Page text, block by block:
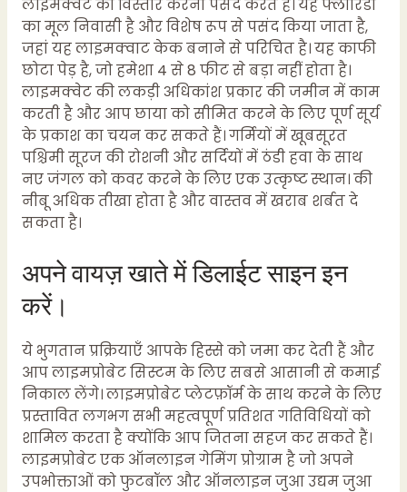
लाइमक्वेट का विस्तार करना पसंद करते हैं। यह फ्लोरिडा
का मूल निवासी है और विशेष रूप से पसंद किया जाता है,
जहां यह लाइमक्वाट केक बनाने से परिचित है। यह काफी
छोटा पेड़ है, जो हमेशा 4 से 8 फीट से बड़ा नहीं होता है।
लाइमक्वेट की लकड़ी अधिकांश प्रकार की जमीन में काम
करती है और आप छाया को सीमित करने के लिए पूर्ण सूर्य
के प्रकाश का चयन कर सकते हैं। गर्मियों में खूबसूरत
पश्चिमी सूरज की रोशनी और सर्दियों में ठंडी हवा के साथ
नए जंगल को कवर करने के लिए एक उत्कृष्ट स्थान। की
नीबू अधिक तीखा होता है और वास्तव में खराब शर्बत दे
सकता है।
अपने वायज़ खाते में डिलाईट साइन इन
करें।
ये भुगतान प्रक्रियाएँ आपके हिस्से को जमा कर देती हैं और
आप लाइमप्रोबेट सिस्टम के लिए सबसे आसानी से कमाई
निकाल लेंगे। लाइमप्रोबेट प्लेटफ़ॉर्म के साथ करने के लिए
प्रस्तावित लगभग सभी महत्वपूर्ण प्रतिशत गतिविधियों को
शामिल करता है क्योंकि आप जितना सहज कर सकते हैं।
लाइमप्रोबेट एक ऑनलाइन गेमिंग प्रोग्राम है जो अपने
उपभोक्ताओं को फुटबॉल और ऑनलाइन जुआ उद्यम जुआ